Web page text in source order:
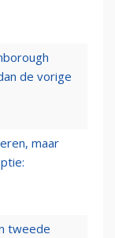
de vorige
maar
tweede